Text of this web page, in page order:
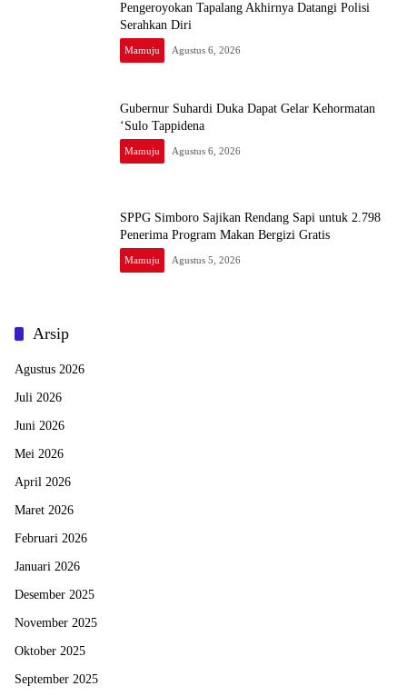
Pengeroyokan Tapalang Akhirnya Datangi Polisi
Serahkan Diri
Mamuju Agustus 6, 2026
Gubernur Suhardi Duka Dapat Gelar Kehormatan
‘Sulo Tappidena
Mamuju Agustus 6, 2026
SPPG Simboro Sajikan Rendang Sapi untuk 2.798
Penerima Program Makan Bergizi Gratis
Mamuju Agustus 5, 2026
Arsip
Agustus 2026
Juli 2026
Juni 2026
Mei 2026
April 2026
Maret 2026
Februari 2026
Januari 2026
Desember 2025
November 2025
Oktober 2025
September 2025